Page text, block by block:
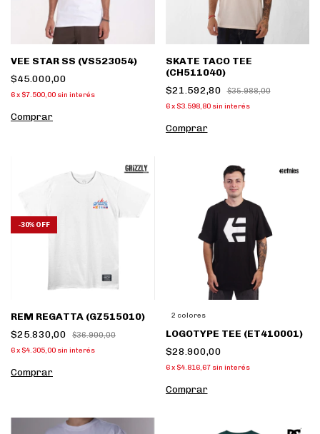
VEE STAR SS (VS523054)
$45.000,00
6x $7.500,00 sin interés
Comprar
SKATE TACO TEE
(CH511040)
$21.592,80
$35.988,00
6 x $3.598,80 sin interés
Comprar
-30% OFF
REM REGATTA (GZ515010)
$25.830,00
$36.900,00
6x $4.305,00 sin interés
Comprar
2 colores
LOGOTYPE TEE (ET410001)
$28.900,00
6 x $4.816,67 sin interés
Comprar